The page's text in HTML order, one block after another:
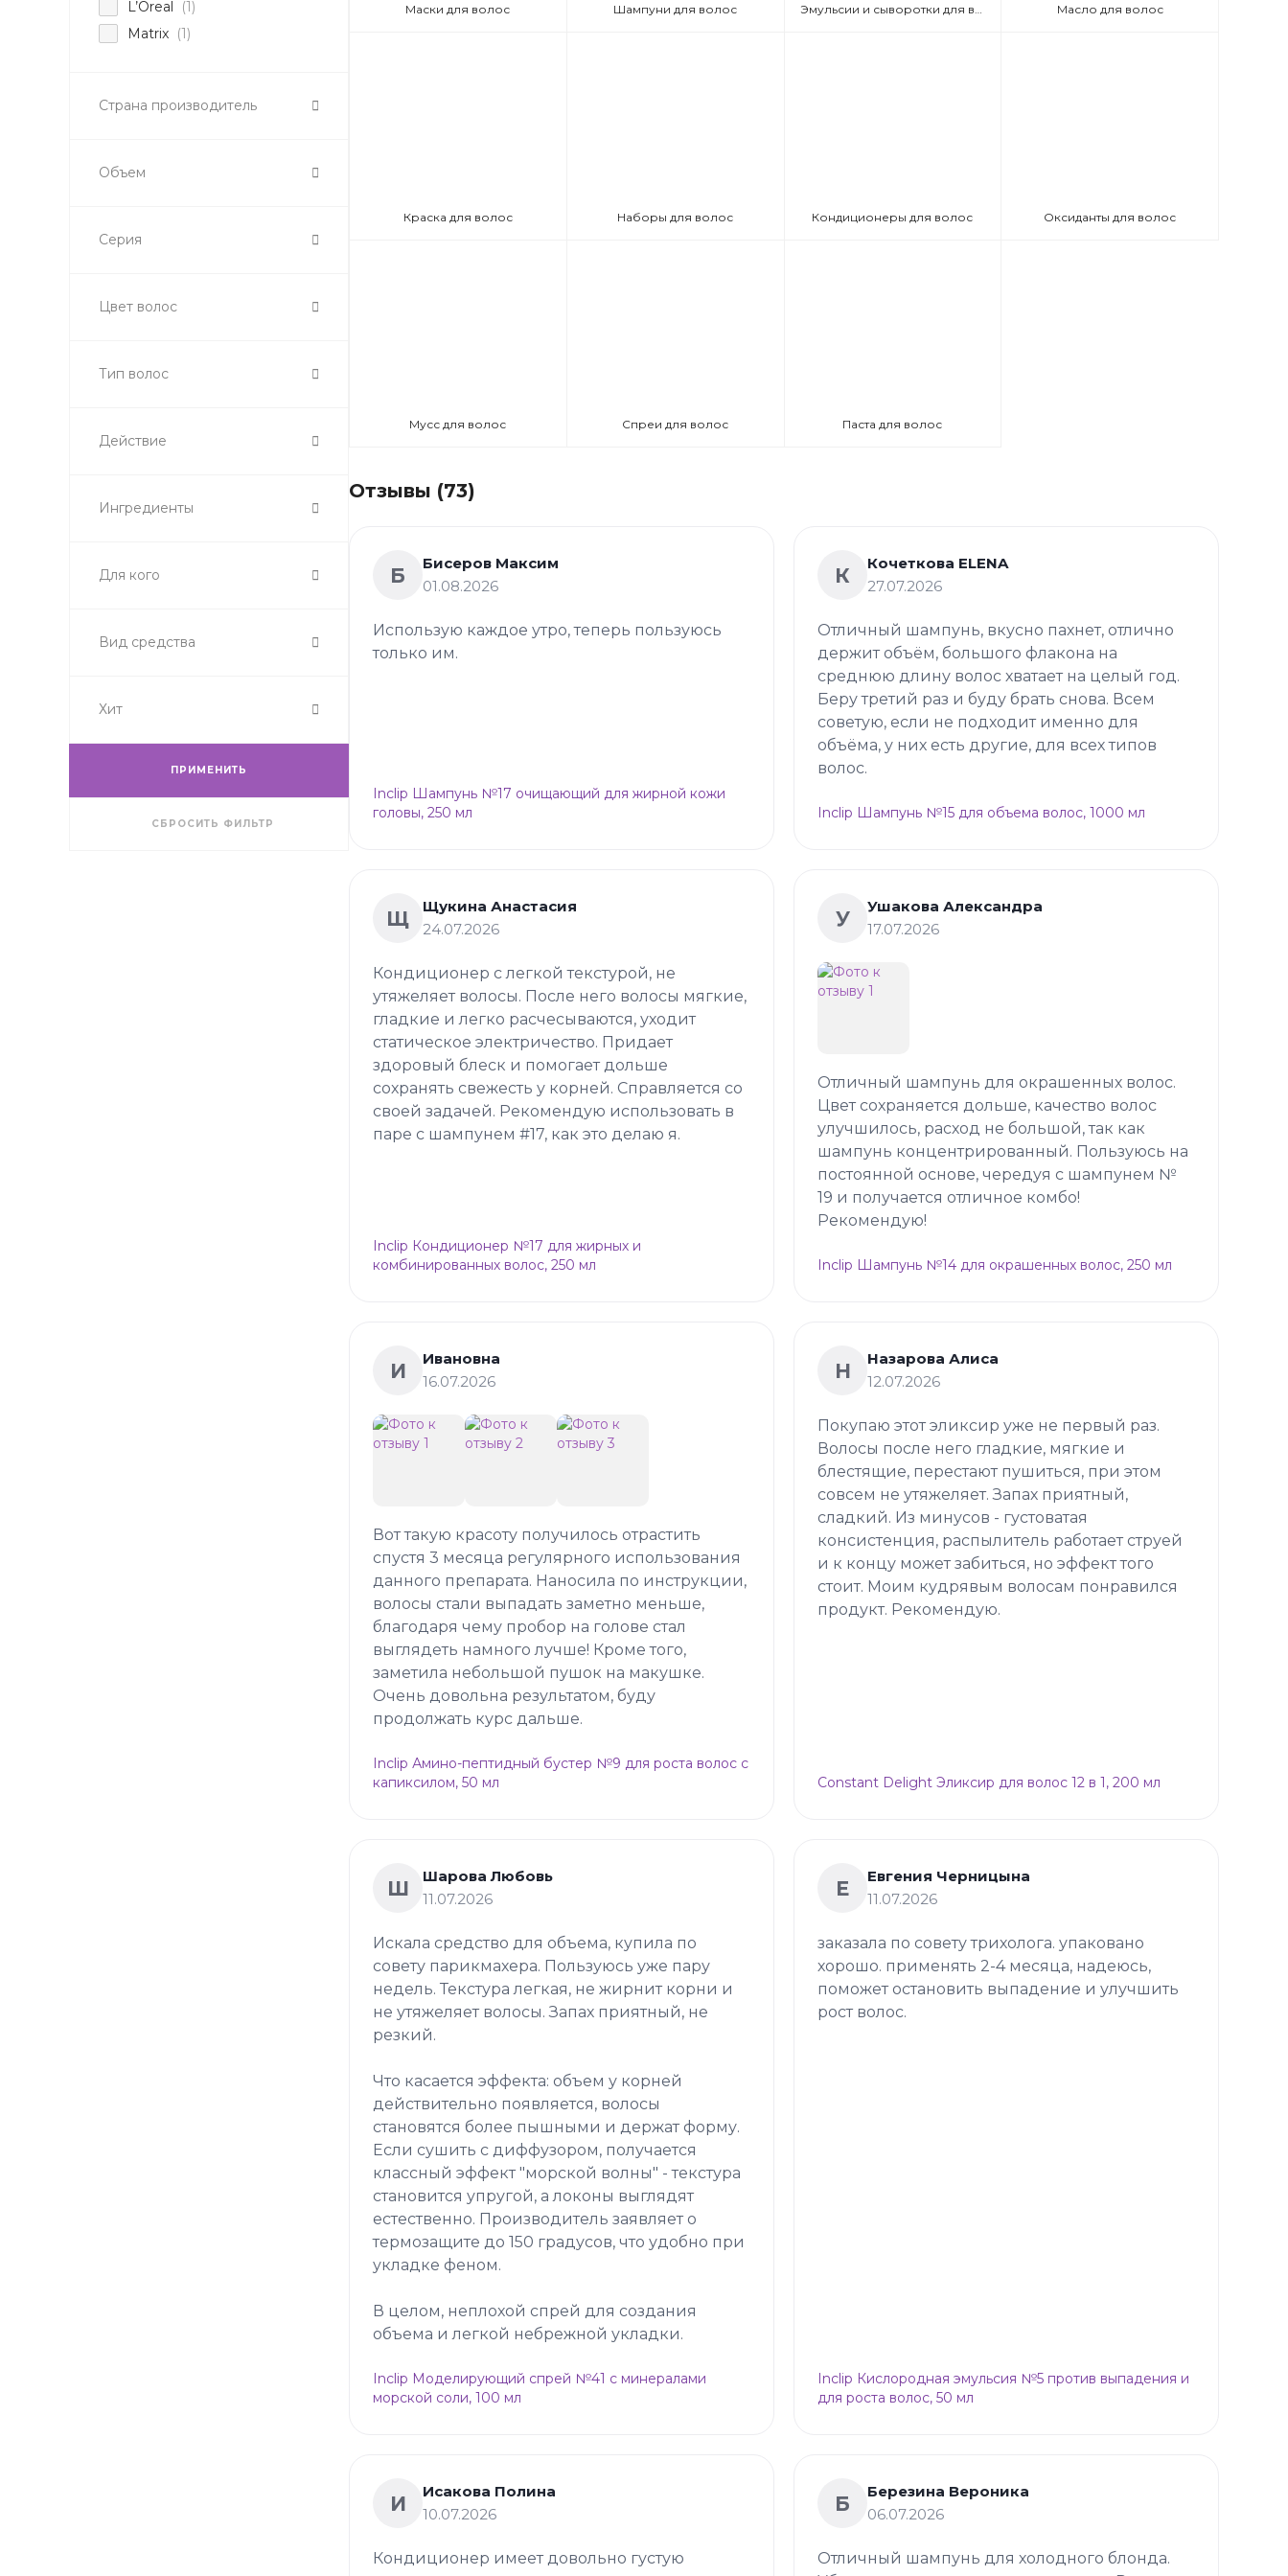
L’Oreal
(1)
Matrix (1)
Страна производитель
Объем
Серия
Цвет волос
Тип волос
Действие
Ингредиенты
Для кого
Вид средства
Хит
ПРИМЕНИТЬ
СБРОСИТЬ ФИЛЬТР
Маски для волос Шампуни для волос Эмульсии и сыворотки для волос Масло для волос
Краска для волос Наборы для волос Кондиционеры для волос Оксиданты для волос
Мусс для волос Спреи для волос Паста для волос
Отзывы (73)
Б
Бисеров Максим
01.08.2026
Использую каждое утро, теперь пользуюсь
только им.
Inclip Шампунь №17 очищающий для жирной кожи
головы, 250 мл
К
Кочеткова ELENA
27.07.2026
Отличный шампунь, вкусно пахнет, отлично
держит объём, большого флакона на
среднюю длину волос хватает на целый год.
Беру третий раз и буду брать снова. Всем
советую, если не подходит именно для
объёма, у них есть другие, для всех типов
волос.
Inclip Шампунь №15 для объема волос, 1000 мл
Щ
Щукина Анастасия
24.07.2026
Кондиционер с легкой текстурой, не
утяжеляет волосы. После него волосы мягкие,
гладкие и легко расчесываются, уходит
статическое электричество. Придает
здоровый блеск и помогает дольше
сохранять свежесть у корней. Справляется со
своей задачей. Рекомендую использовать в
паре с шампунем #17, как это делаю я.
Inclip Кондиционер №17 для жирных и
комбинированных волос, 250 мл
У
Ушакова Александра
17.07.2026
Отличный шампунь для окрашенных волос.
Цвет сохраняется дольше, качество волос
улучшилось, расход не большой, так как
шампунь концентрированный. Пользуюсь на
постоянной основе, чередуя с шампунем №
19 и получается отличное комбо!
Рекомендую!
Inclip Шампунь №14 для окрашенных волос, 250 мл
И
Ивановна
16.07.2026
Вот такую красоту получилось отрастить
спустя 3 месяца регулярного использования
данного препарата. Наносила по инструкции,
волосы стали выпадать заметно меньше,
благодаря чему пробор на голове стал
выглядеть намного лучше! Кроме того,
заметила небольшой пушок на макушке.
Очень довольна результатом, буду
продолжать курс дальше.
Inclip Амино-пептидный бустер №9 для роста волос с
капиксилом, 50 мл
Н
Назарова Алиса
12.07.2026
Покупаю этот эликсир уже не первый раз.
Волосы после него гладкие, мягкие и
блестящие, перестают пушиться, при этом
совсем не утяжеляет. Запах приятный,
сладкий. Из минусов - густоватая
консистенция, распылитель работает струей
и к концу может забиться, но эффект того
стоит. Моим кудрявым волосам понравился
продукт. Рекомендую.
Constant Delight Эликсир для волос 12 в 1, 200 мл
Ш
Шарова Любовь
11.07.2026
Искала средство для объема, купила по
совету парикмахера. Пользуюсь уже пару
недель. Текстура легкая, не жирнит корни и
не утяжеляет волосы. Запах приятный, не
резкий.
Что касается эффекта: объем у корней
действительно появляется, волосы
становятся более пышными и держат форму.
Если сушить с диффузором, получается
классный эффект "морской волны" - текстура
становится упругой, а локоны выглядят
естественно. Производитель заявляет о
термозащите до 150 градусов, что удобно при
укладке феном.
В целом, неплохой спрей для создания
объема и легкой небрежной укладки.
Inclip Моделирующий спрей №41 с минералами
морской соли, 100 мл
Е
Евгения Черницына
11.07.2026
заказала по совету трихолога. упаковано
хорошо. применять 2-4 месяца, надеюсь,
поможет остановить выпадение и улучшить
рост волос.
Inclip Кислородная эмульсия №5 против выпадения и
для роста волос, 50 мл
И
Исакова Полина
10.07.2026
Кондиционер имеет довольно густую
Б
Березина Вероника
06.07.2026
Отличный шампунь для холодного блонда.